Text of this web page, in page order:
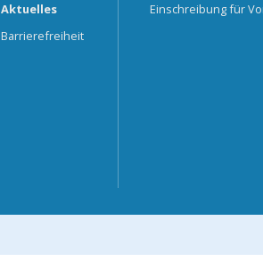
Aktuelles
Barrierefreiheit
Einschreibung für